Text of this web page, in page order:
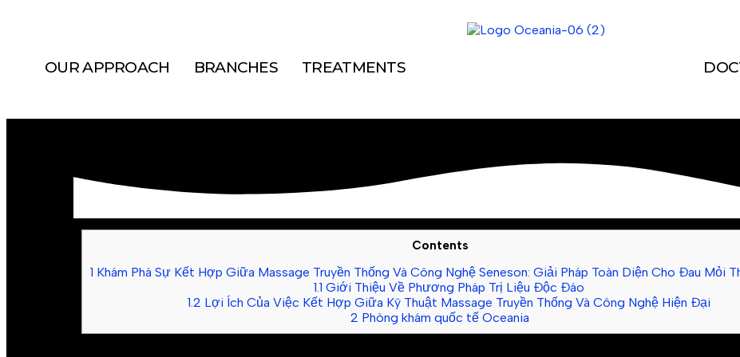
OUR APPROACH BRANCHES TREATMENTS
Contents
1 Khám Phá Sự Kết Hợp Giữa Massage Truyền Thống Và Công Nghệ Seneson: Giải Pháp Toàn Diện Cho Đau Mỏi
1.1 Giới Thiệu Về Phương Pháp Trị Liệu Độc Đáo
1.2 Lợi Ích Của Việc Kết Hợp Giữa Kỹ Thuật Massage Truyền Thống Và Công Nghệ Hiện Đại
2 Phòng khám quốc tế Oceania